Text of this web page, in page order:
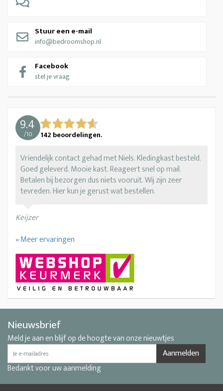
Stuur een e-mail
info@bedroomshop.nl
Facebook
stel je vraag
9.4
/10 142 beoordelingen.
Vriendelijk contact gehad met Niels. Kledingkast besteld.
Goed geleverd. Mooie kast. Reageert snel op mail.
Betalen bij bezorgen dus niets vooruit. Wij zijn zeer
tevreden. Hier kun je gerust wat bestellen.
Keijzer
» Meer ervaringen
Nieuwsbrief
Meld je aan en blijf op de hoogte van onze nieuwtjes
Aanmelden
Bedankt voor uw aanmelding